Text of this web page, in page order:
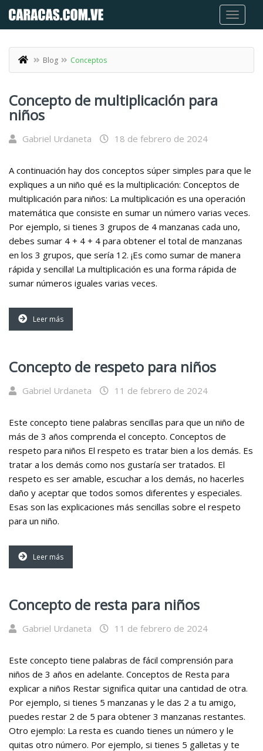
Blog Conceptos
Concepto de multiplicación para
niños
Gabriel Urdaneta 18 de febrero de 2024
A continuación hay dos conceptos súper simples para que le
expliques a un niño qué es la multiplicación: Conceptos de
multiplicación para niños: La multiplicación es una operación
matemática que consiste en sumar un número varias veces.
Por ejemplo, si tienes 3 grupos de 4 manzanas cada uno,
debes sumar 4 + 4 + 4 para obtener el total de manzanas
en los 3 grupos, que sería 12. ¡Es como sumar de manera
rápida y sencilla! La multiplicación es una forma rápida de
sumar números iguales varias veces.
Leer más
Concepto de respeto para niños
Gabriel Urdaneta 11 de febrero de 2024
Este concepto tiene palabras sencillas para que un niño de
más de 3 años comprenda el concepto. Conceptos de
respeto para niños El respeto es tratar bien a los demás. Es
tratar a los demás como nos gustaría ser tratados. El
respeto es ser amable, escuchar a los demás, no hacerles
daño y aceptar que todos somos diferentes y especiales.
Esas son las explicaciones más sencillas sobre el respeto
para un niño.
Leer más
Concepto de resta para niños
Gabriel Urdaneta 11 de febrero de 2024
Este concepto tiene palabras de fácil comprensión para
niños de 3 años en adelante. Conceptos de Resta para
explicar a niños Restar significa quitar una cantidad de otra.
Por ejemplo, si tienes 5 manzanas y le das 2 a tu amigo,
puedes restar 2 de 5 para obtener 3 manzanas restantes.
Otro ejemplo: La resta es cuando tienes un número y le
quitas otro número. Por ejemplo, si tienes 5 galletas y te